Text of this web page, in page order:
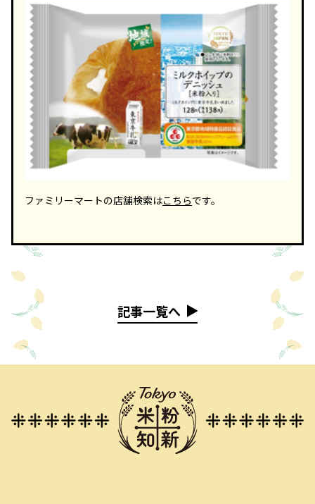
ファミリーマートの店舗検索はこちらです。
記事一覧へ